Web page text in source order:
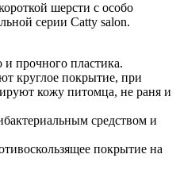
шерсти с особо
серии Catty salon.
и прочного пластика.
круглое покрытие, при
кожу питомца, не раня и
средством и
покрытие на